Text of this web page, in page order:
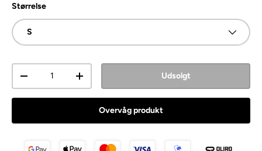
Størrelse
S
Udsolgt
Overvåg produkt